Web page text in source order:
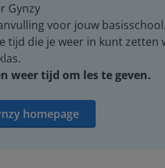
Gynzy
voor jouw
die je weer in kunt
weer tijd om les te geven.
homepage